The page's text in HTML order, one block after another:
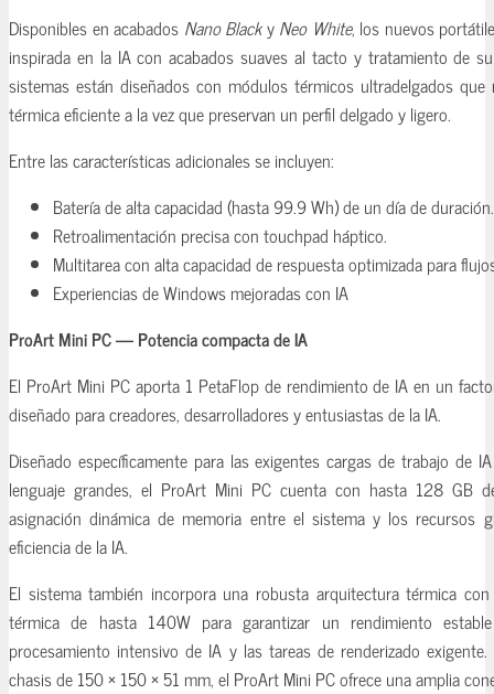
Disponibles en acabados Nano BlackyNeo White, los nuevos
inspirada en la IA con acabados suaves al tacto y tratamiento de
sistemas están diseñados con módulos térmicos ultradelgados que
térmica eficiente a la vez que preservan un perfil delgado y ligero.
Entre las características adicionales se incluyen:
Batería de alta capacidad (hasta 99.9 Wh) de un día de duración.
Retroalimentación precisa con touchpad háptico.
Multitarea con alta capacidad de respuesta optimizada para
Experiencias de Windows mejoradas con IA
ProArt Mini PC — Potencia compacta de IA
El ProArt Mini PC aporta 1 PetaFlop de rendimiento de IA en un
diseñado para creadores, desarrolladores y entusiastas de la IA.
Diseñado específicamente para las exigentes cargas de trabajo de
lenguaje grandes, el ProArt Mini PC cuenta con hasta 128 GB
asignación dinámica de memoria entre el sistema y los recursos
eficiencia de la IA.
El sistema también incorpora una robusta arquitectura térmica
térmica de hasta 140W para garantizar un rendimiento
procesamiento intensivo de IA y las tareas de renderizado
chasis de 150 × 150 × 51 mm, el ProArt Mini PC ofrece una amplia